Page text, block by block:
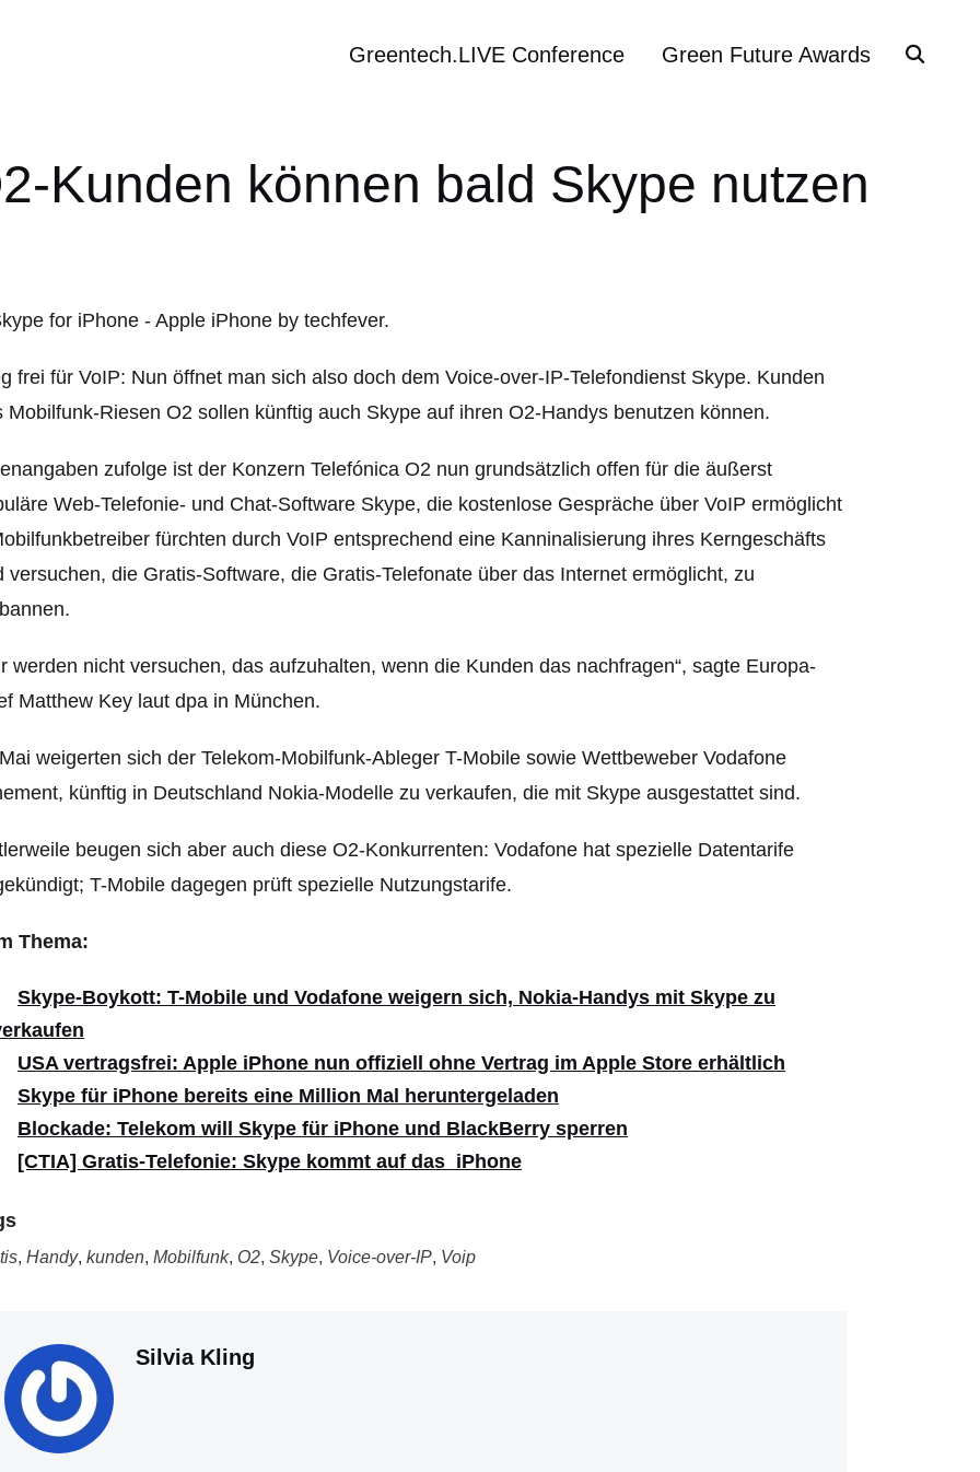
Greentech.LIVE Conference Green Future Awards
Kunden können bald Skype nutzen
frei für VoIP: Nun öffnet man sich also doch dem Voice-over-IP-Telefondienst Skype. Kunden
Mobilfunk-Riesen O2 sollen künftig auch Skype auf ihren O2-Handys benutzen können.
zufolge ist der Konzern Telefónica O2 nun grundsätzlich offen für die äußerst
Web-Telefonie- und Chat-Software Skype, die kostenlose Gespräche über VoIP ermöglicht
fürchten durch VoIP entsprechend eine Kanninalisierung ihres Kerngeschäfts
versuchen, die Gratis-Software, die Gratis-Telefonate über das Internet ermöglicht, zu
werden nicht versuchen, das aufzuhalten, wenn die Kunden das nachfragen“, sagte Europa-
Matthew Key laut dpa in München.
weigerten sich der Telekom-Mobilfunk-Ableger T-Mobile sowie Wettbeweber Vodafone
künftig in Deutschland Nokia-Modelle zu verkaufen, die mit Skype ausgestattet sind.
beugen sich aber auch diese O2-Konkurrenten: Vodafone hat spezielle Datentarife
T-Mobile dagegen prüft spezielle Nutzungstarife.
Thema:
Skype-Boykott: T-Mobile und Vodafone weigern sich, Nokia-Handys mit Skype zu
USA vertragsfrei: Apple iPhone nun offiziell ohne Vertrag im Apple Store erhältlich
Skype für iPhone bereits eine Million Mal heruntergeladen
Blockade: Telekom will Skype für iPhone und BlackBerry sperren
[CTIA] Gratis-Telefonie: Skype kommt auf das iPhone
, Handy, kunden, Mobilfunk, O2, Skype, Voice-over-IP, Voip
Silvia Kling